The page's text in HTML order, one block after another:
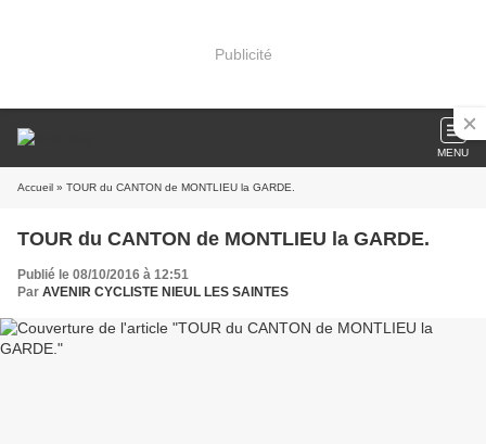
Publicité
MENU
Accueil » TOUR du CANTON de MONTLIEU la GARDE.
TOUR du CANTON de MONTLIEU la GARDE.
Publié le 08/10/2016 à 12:51
Par AVENIR CYCLISTE NIEUL LES SAINTES